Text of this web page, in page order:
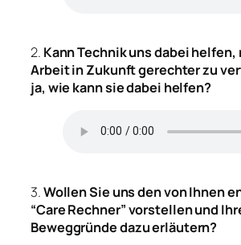
2. Kann Technik uns dabei
Arbeit in Zukunft gerechter zu
ja, wie kann sie dabei helfen?
3.Wollen Sie uns den von Ihnen
“Care Rechner” vorstellen und
Beweggründe dazu erläutern?